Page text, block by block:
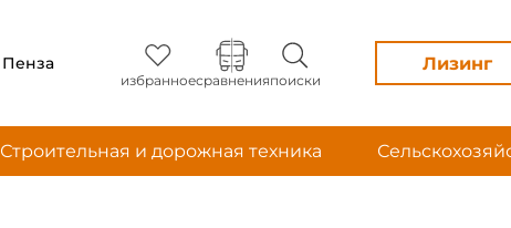
Пенза
избранноесравненияпоиски
Лизинг
Строительная и дорожная техника